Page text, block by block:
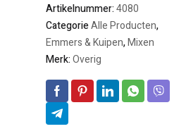
Artikelnummer:4080
CategorieAlle Producten,
Emmers & Kuipen,Mixen
Merk:Overig